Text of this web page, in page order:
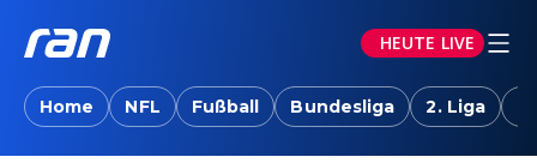
HEUTE LIVE
Home NFL Fußball Bundesliga 2. Liga